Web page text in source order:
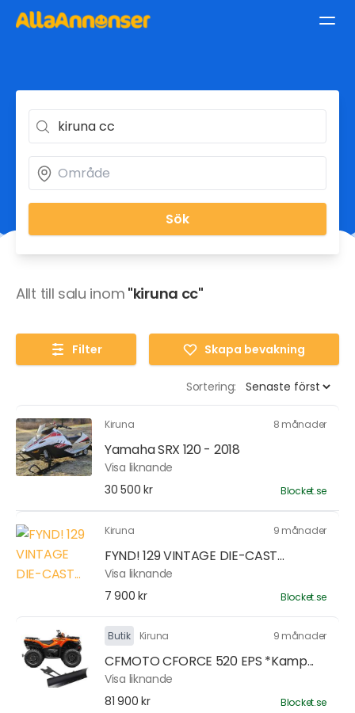
Sök
Allt till salu inom "kiruna cc"
Filter Skapa bevakning
Sortering:
Kiruna 8 månader
Yamaha SRX 120 - 2018
Visa liknande
30 500 kr
Blocket.se
Kiruna 9 månader
FYND! 129 VINTAGE DIE-CAST...
Visa liknande
7 900 kr
Blocket.se
Butik Kiruna 9 månader
CFMOTO CFORCE 520 EPS *Kamp...
Visa liknande
81 900 kr
Blocket.se